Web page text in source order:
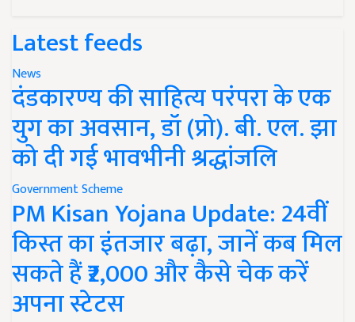
Latest feeds
News
दंडकारण्य की साहित्य परंपरा के एक
युग का अवसान, डॉ (प्रो). बी. एल. झा
को दी गई भावभीनी श्रद्धांजलि
Government Scheme
PM Kisan Yojana Update: 24वीं
किस्त का इंतजार बढ़ा, जानें कब मिल
सकते हैं ₹2,000 और कैसे चेक करें
अपना स्टेटस